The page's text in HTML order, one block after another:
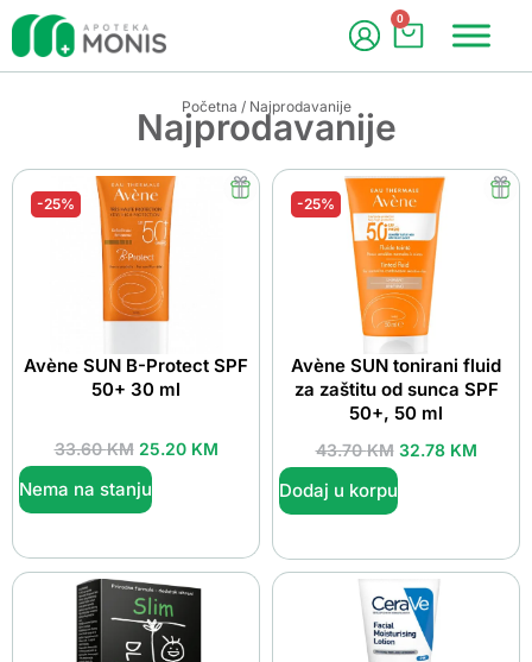
0
Početna / Najprodavanije
Najprodavanije
-25%
Avène SUN B-Protect SPF
50+ 30 ml
33.60KM 25.20 KM
Nema na stanju
-25%
Avène SUN tonirani fluid
za zaštitu od sunca SPF
50+, 50 ml
43.70KM 32.78 KM
Dodaj u korpu